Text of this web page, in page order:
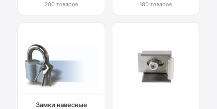
200 товаров 180 товаров
Замки навесные